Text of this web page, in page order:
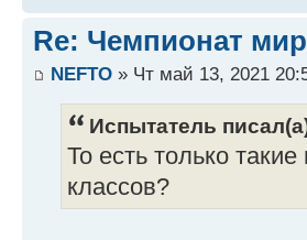
Re: Чемпионат
NEFTO » Чт май 13, 2021
Испытатель
То есть только
классов?